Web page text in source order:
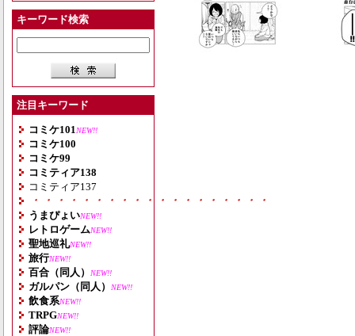
キーワード検索
注目キーワード
コミケ101 NEW!!
コミケ100
コミケ99
コミティア138
コミティア137
・・・・・・・・・・・・・・・・・・・
うまぴょいNEW!!
レトロゲームNEW!!
聖地巡礼NEW!!
旅行NEW!!
百合（同人） NEW!!
ガルパン（同人） NEW!!
飲食系NEW!!
TRPGNEW!!
評論NEW!!